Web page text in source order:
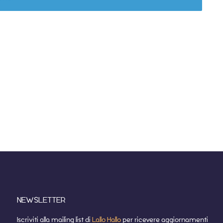
NEWSLETTER
Iscriviti alla mailing list di Lallo Halloper ricevere aggiornamenti